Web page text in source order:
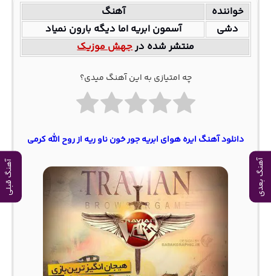
آهنگ بعدی آهنگ قبلی
خواننده
آهنگ
دشی
آسمون ابریه اما دیگه بارون نمیاد
منتشر شده درجهش موزیک
چه امتیازی به این آهنگ میدی؟
دانلود آهنگ ایره هوای ابریه جور خون ناو ریه از روح الله کرمی